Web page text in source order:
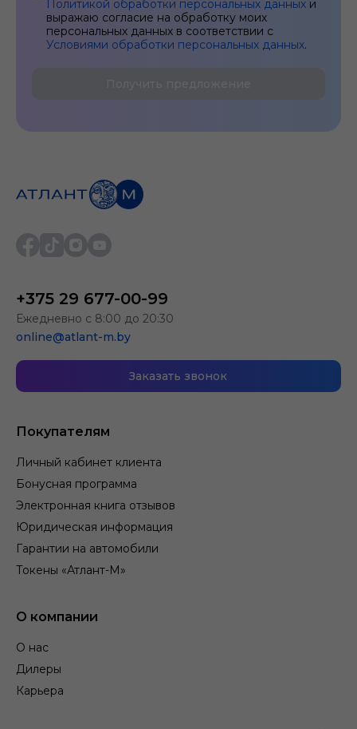
Политикой обработки персональных данных и
выражаю согласие на обработку моих
персональных данных в соответствии с
Условиями обработки персональных данных.
Покупателям
Личный кабинет клиента
Бонусная программа
Электронная книга отзывов
Юридическая информация
Гарантии на автомобили
Токены «Атлант-М»
О компании
О нас
Дилеры
Карьера
+375 29 677-00-99
Ежедневно с 8:00 до 20:30
online@atlant-m.by
Заказать звонок